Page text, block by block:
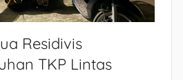
Residivis
TKP Lintas